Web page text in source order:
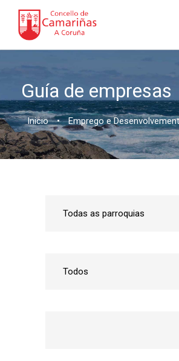
Guía de empresas
Inicio • Emprego e